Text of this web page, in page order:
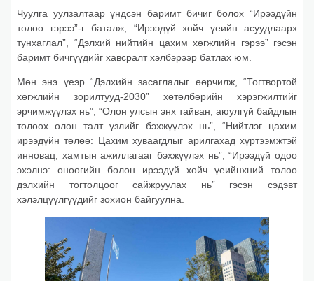
Чуулга уулзалтаар үндсэн баримт бичиг болох “Ирээдүйн
төлөө гэрээ”-г баталж, “Ирээдүй хойч үеийн асуудлаарх
тунхаглал”, “Дэлхий нийтийн цахим хөгжлийн гэрээ” гэсэн
баримт бичгүүдийг хавсралт хэлбэрээр батлах юм.
Мөн энэ үеэр “Дэлхийн засаглалыг өөрчилж, “Тогтвортой
хөгжлийн зорилтууд-2030” хөтөлбөрийн хэрэгжилтийг
эрчимжүүлэх нь”, “Олон улсын энх тайван, аюулгүй байдлын
төлөөх олон талт үзлийг бэхжүүлэх нь”, “Нийтлэг цахим
ирээдүйн төлөө: Цахим хуваагдлыг арилгахад хүртээмжтэй
инновац, хамтын ажиллагааг бэхжүүлэх нь”, “Ирээдүй одоо
эхэлнэ: өнөөгийн болон ирээдүй хойч үеийнхний төлөө
дэлхийн тогтолцоог сайжруулах нь” гэсэн сэдэвт
хэлэлцүүлгүүдийг зохион байгуулна.